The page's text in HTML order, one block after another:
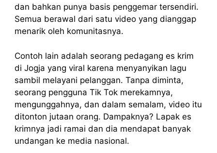
dan bahkan punya basis penggemar tersendiri.
Semua berawal dari satu video yang dianggap
menarik oleh komunitasnya.
Contoh lain adalah seorang pedagang es krim
di Jogja yang viral karena menyanyikan lagu
sambil melayani pelanggan. Tanpa diminta,
seorang pengguna Tik Tok merekamnya,
mengunggahnya, dan dalam semalam, video itu
ditonton jutaan orang. Dampaknya? Lapak es
krimnya jadi ramai dan dia mendapat banyak
undangan ke media nasional.